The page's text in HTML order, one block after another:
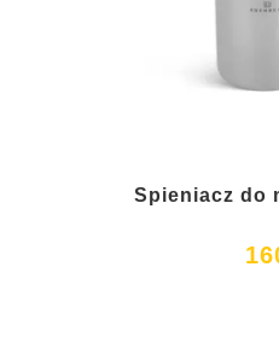
Spieniacz do